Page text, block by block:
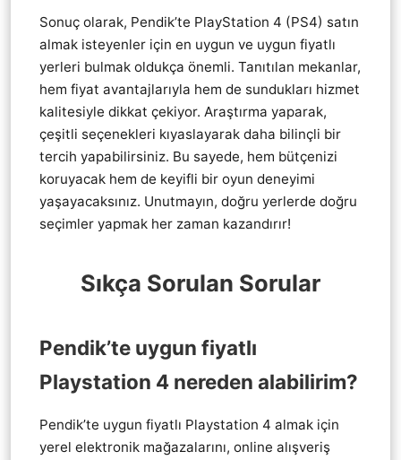
Sonuç olarak, Pendik’te PlayStation 4 (PS4) satın
almak isteyenler için en uygun ve uygun fiyatlı
yerleri bulmak oldukça önemli. Tanıtılan mekanlar,
hem fiyat avantajlarıyla hem de sundukları hizmet
kalitesiyle dikkat çekiyor. Araştırma yaparak,
çeşitli seçenekleri kıyaslayarak daha bilinçli bir
tercih yapabilirsiniz. Bu sayede, hem bütçenizi
koruyacak hem de keyifli bir oyun deneyimi
yaşayacaksınız. Unutmayın, doğru yerlerde doğru
seçimler yapmak her zaman kazandırır!
Sıkça Sorulan Sorular
Pendik’te uygun fiyatlı
Playstation 4 nereden alabilirim?
Pendik’te uygun fiyatlı Playstation 4 almak için
yerel elektronik mağazalarını, online alışveriş